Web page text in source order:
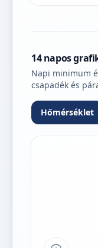
14 napos
Napi minimum
csapadék és
Hőmérséklet